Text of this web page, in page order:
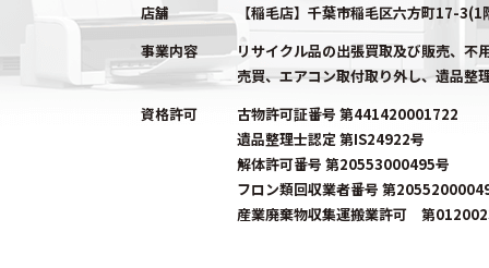
店舗
【稲毛店】千葉市稲毛区六方町17-3(1
事業内容
リサイクル品の出張買取及び販売、不
売買、エアコン取付取り外し、遺品整
資格許可
古物許可証番号 第441420001722
遺品整理士認定 第IS24922号
解体許可番号 第20553000495号
フロン類回収業者番号 第
産業廃棄物収集運搬業許可 第